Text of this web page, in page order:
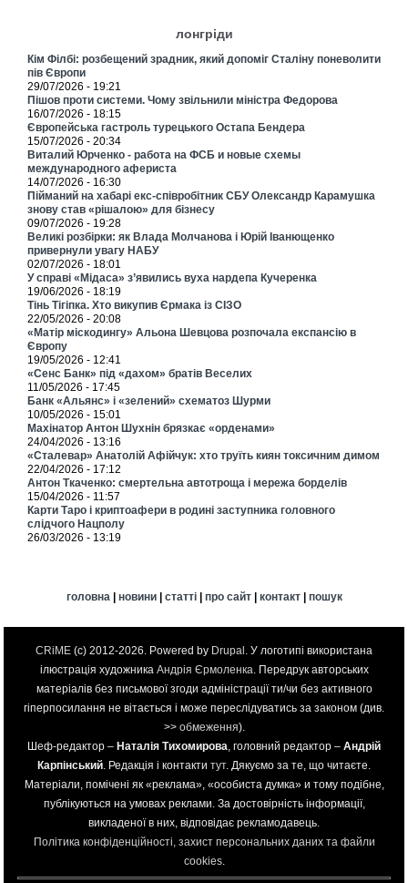
лонгріди
Кім Філбі: розбещений зрадник, який допоміг Сталіну поневолити
пів Європи
29/07/2026 - 19:21
Пішов проти системи. Чому звільнили міністра Федорова
16/07/2026 - 18:15
Європейська гастроль турецького Остапа Бендера
15/07/2026 - 20:34
Виталий Юрченко - работа на ФСБ и новые схемы
международного афериста
14/07/2026 - 16:30
Пійманий на хабарі екс-співробітник СБУ Олександр Карамушка
знову став «рішалою» для бізнесу
09/07/2026 - 19:28
Великі розбірки: як Влада Молчанова і Юрій Іванющенко
привернули увагу НАБУ
02/07/2026 - 18:01
У справі «Мідаса» з’явились вуха нардепа Кучеренка
19/06/2026 - 18:19
Тінь Тігіпка. Хто викупив Єрмака із СІЗО
22/05/2026 - 20:08
«Матір міскодингу» Альона Шевцова розпочала експансію в
Європу
19/05/2026 - 12:41
«Сенс Банк» під «дахом» братів Веселих
11/05/2026 - 17:45
Банк «Альянс» і «зелений» схематоз Шурми
10/05/2026 - 15:01
Махінатор Антон Шухнін брязкає «орденами»
24/04/2026 - 13:16
«Сталевар» Анатолій Афійчук: хто труїть киян токсичним димом
22/04/2026 - 17:12
Антон Ткаченко: смертельна автотроща і мережа борделів
15/04/2026 - 11:57
Карти Таро і криптоафери в родині заступника головного
слідчого Нацполу
26/03/2026 - 13:19
головна | новини| статті| про сайт| контакт| пошук
CRiME (c) 2012-2026. Powered by Drupal . У логотипі використана
ілюстрація художника Андрія Єрмоленка . Передрук авторських
матеріалів без письмової згоди адміністрації ти/чи без активного
гіперпосилання не вітається і може переслідуватись за законом (див.
>> обмеження).
Шеф-редактор – Наталія Тихомирова , головний редактор – Андрій
Карпінський . Редакція і контакти тут. Дякуємо за те, що читаєте.
Матеріали, помічені як «реклама», «особиста думка» и тому подібне,
публікуються на умовах реклами. За достовірність інформації,
викладеної в них, відповідає рекламодавець.
Політика конфіденційності, захист персональних даних та файли
cookies.